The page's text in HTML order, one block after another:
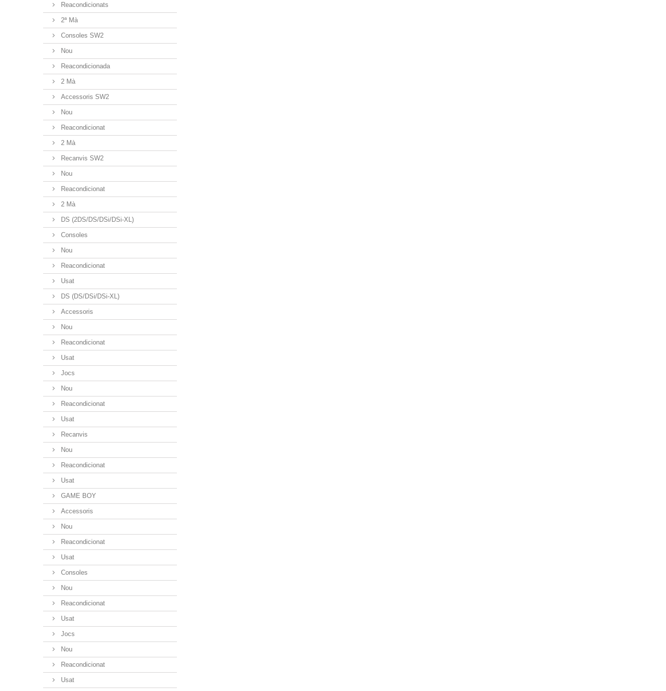
Reacondicionats
2ª Mà
Consoles SW2
Nou
Reacondicionada
2 Mà
Accessoris SW2
Nou
Reacondicionat
2 Mà
Recanvis SW2
Nou
Reacondicionat
2 Mà
DS (2DS/DS/DSi/DSi-XL)
Consoles
Nou
Reacondicionat
Usat
DS (DS/DSi/DSi-XL)
Accessoris
Nou
Reacondicionat
Usat
Jocs
Nou
Reacondicionat
Usat
Recanvis
Nou
Reacondicionat
Usat
GAME BOY
Accessoris
Nou
Reacondicionat
Usat
Consoles
Nou
Reacondicionat
Usat
Jocs
Nou
Reacondicionat
Usat